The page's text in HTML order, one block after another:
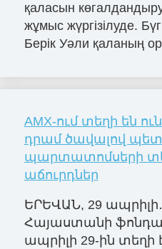
қаласын
жұмыс жүргізілуде.
Берік Уәли қаланың
AMX-ում տեղի են
դրամ ծավալով
պարտատոմսերի
աճուրդներ
ԵՐԵՎԱՆ, 29
Հայաստանի
ապրիլի 29-ին տեղի